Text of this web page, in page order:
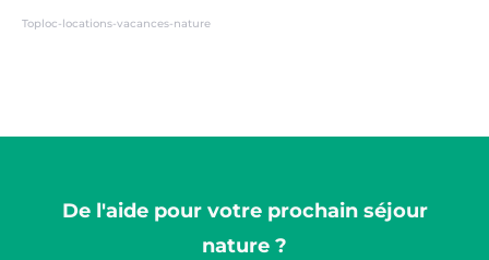
Toploc-locations-vacances-nature
De l'aide pour votre prochain séjour
nature ?